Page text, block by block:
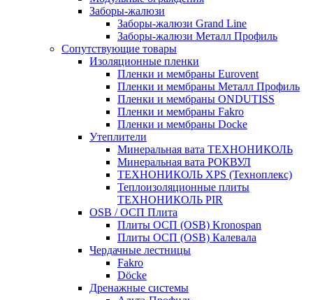
Заборы-жалюзи
Заборы-жалюзи Grand Line
Заборы-жалюзи Металл Профиль
Сопутствующие товары
Изоляционные пленки
Пленки и мембраны Eurovent
Пленки и мембраны Металл Профиль
Пленки и мембраны ONDUTISS
Пленки и мембраны Fakro
Пленки и мембраны Docke
Утеплители
Минеральная вата ТЕХНОНИКОЛЬ
Минеральная вата РОКВУЛ
ТЕХНОНИКОЛЬ XPS (Техноплекс)
Теплоизоляционные плиты
ТЕХНОНИКОЛЬ PIR
OSB / ОСП Плита
Плиты ОСП (OSB) Kronospan
Плиты ОСП (OSB) Калевала
Чердачные лестницы
Fakro
Döcke
Дренажные системы